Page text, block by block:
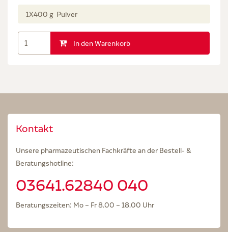
1X400 g Pulver
In den Warenkorb
Kontakt
Unsere pharmazeutischen Fachkräfte an der Bestell- &
Beratungshotline:
03641.62840 040
Beratungszeiten: Mo – Fr 8.00 – 18.00 Uhr